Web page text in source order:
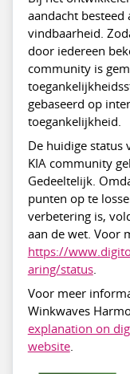
aandacht
vindbaarheid.
door iedereen
community is
gebaseerd op
toegankelijkheid.
De huidige status
KIA community
Gedeeltelijk.
punten op te
verbetering is,
aan de wet. Voor
https://
aring/status.
Voor meer
Winkwaves
explanation on
website.